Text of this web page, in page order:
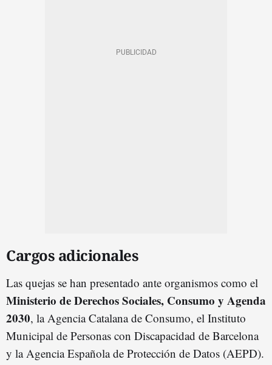
Cargos adicionales
Las quejas se han presentado ante organismos como el
Ministerio de Derechos Sociales, Consumo y Agenda
2030, la Agencia Catalana de Consumo, el Instituto
Municipal de Personas con Discapacidad de Barcelona
y la Agencia Española de Protección de Datos (AEPD).